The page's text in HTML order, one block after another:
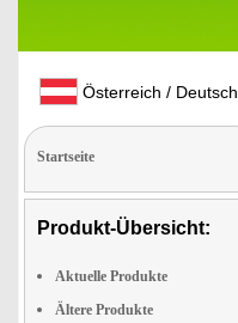
Österreich / Deutsch
Startseite
Produkt-Übersicht:
Aktuelle Produkte
Ältere Produkte